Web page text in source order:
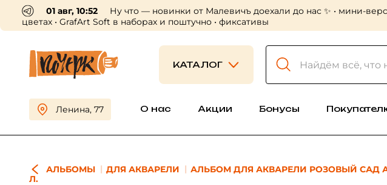
01 авг, 10:52
Ну что — новинки от Малевичъ доехали до нас ✨ • мини-
цветах • GrafArt Soft в наборах и поштучно • фиксативы
КАТАЛОГ
Ленина, 77 О нас Акции Бонусы
АЛЬБОМЫ ДЛЯ АКВАРЕЛИ
АЛЬБОМ ДЛЯ АКВАРЕЛИ РОЗОВЫЙ САД
Л.